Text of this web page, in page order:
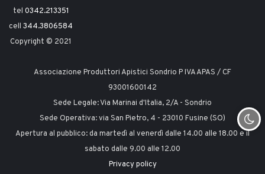
tel 0342.213351
cell 344.3806584
Copyright © 2021
Associazione Produttori Apistici Sondrio P IVA APAS / CF
93001600142
Sede Legale: Via Marinai d'Italia, 2/A - Sondrio
Sede Operativa: via San Pietro, 4 - 23010 Fusine (SO)
Apertura al pubblico: da martedì al venerdì dalle 14.00 alle 18.00 e il
sabato dalle 9.00 alle 12.00
Privacy policy